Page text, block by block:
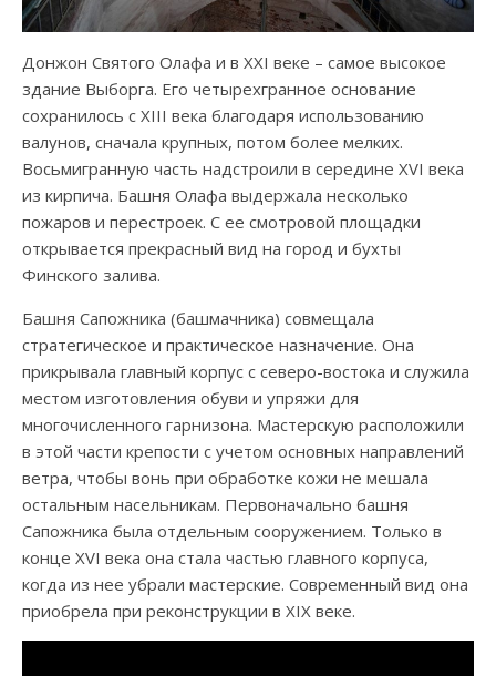
Донжон Святого Олафа и в XXI веке – самое высокое
здание Выборга. Его четырехгранное основание
сохранилось с XIII века благодаря использованию
валунов, сначала крупных, потом более мелких.
Восьмигранную часть надстроили в середине XVI века
из кирпича. Башня Олафа выдержала несколько
пожаров и перестроек. С ее смотровой площадки
открывается прекрасный вид на город и бухты
Финского залива.
Башня Сапожника (башмачника) совмещала
стратегическое и практическое назначение. Она
прикрывала главный корпус с северо-востока и служила
местом изготовления обуви и упряжи для
многочисленного гарнизона. Мастерскую расположили
в этой части крепости с учетом основных направлений
ветра, чтобы вонь при обработке кожи не мешала
остальным насельникам. Первоначально башня
Сапожника была отдельным сооружением. Только в
конце XVI века она стала частью главного корпуса,
когда из нее убрали мастерские. Современный вид она
приобрела при реконструкции в XIX веке.